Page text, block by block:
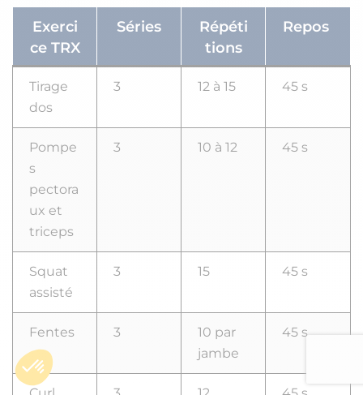
Exerci
ce TRX
Séries
Répéti
tions
Repos
Tirage
dos
3 12 à 15 45 s
Pompe
s
pectora
ux et
triceps
3 10 à 12 45 s
Squat
assisté
3 15 45 s
Fentes 3
10 par
jambe
45 s